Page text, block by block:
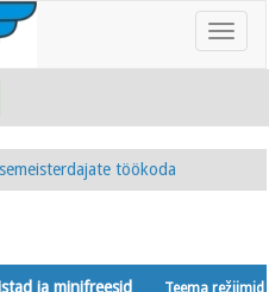
töökoda
Teema režiimid
ja minifreesid